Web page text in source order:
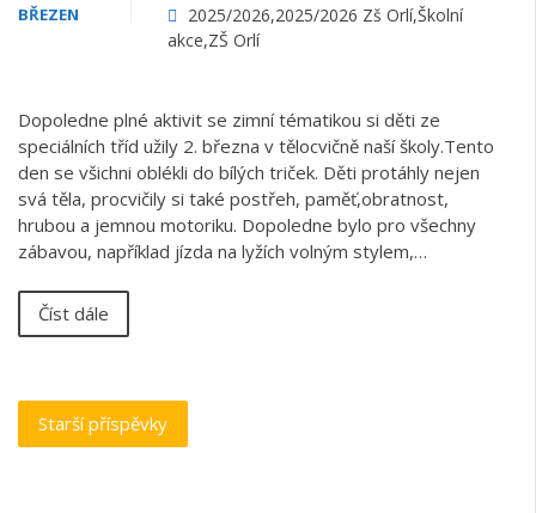
BŘEZEN
2025/2026,2025/2026 Zš Orlí,Školní
akce,ZŠ Orlí
Dopoledne plné aktivit se zimní tématikou si děti ze
speciálních tříd užily 2. března v tělocvičně naší školy.Tento
den se všichni oblékli do bílých triček. Děti protáhly nejen
svá těla, procvičily si také postřeh, paměť,obratnost,
hrubou a jemnou motoriku. Dopoledne bylo pro všechny
zábavou, například jízda na lyžích volným stylem,…
Číst dále
Navigace
pro
Starší příspěvky